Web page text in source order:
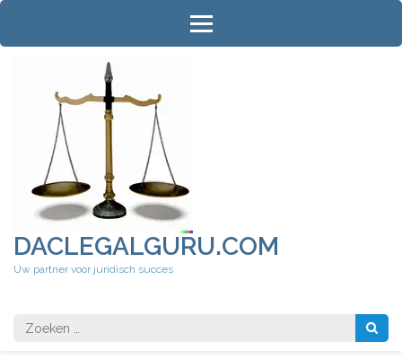
Ga
inhoud
DACLEGALGURU.COM
Uw partner voor juridisch succes
Zoeken
naar: